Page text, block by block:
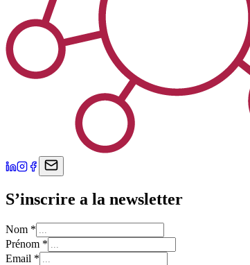
S’inscrire a la newsletter
Nom *
Prénom *
Email *